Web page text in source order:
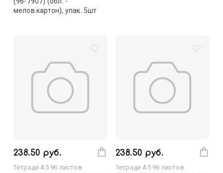
мелов.картон), упак. 5шт
238.50 руб.
Тетради А5 96 листов
238.50 руб.
Тетради А5 96 листов